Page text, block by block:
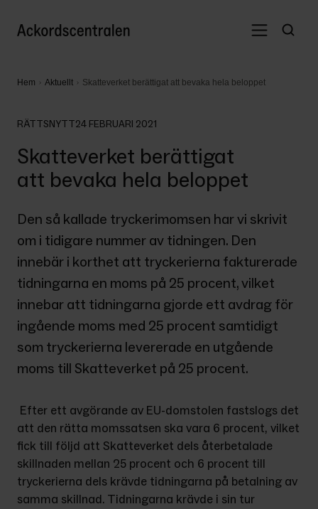
Hem Aktuellt Skatteverket berättigat att bevaka hela beloppet
RÄTTSNYTT24 FEBRUARI 2021
Skatteverket berättigat
att bevaka hela beloppet
Den så kallade tryckerimomsen har vi skrivit
om i tidigare nummer av tidningen. Den
innebär i korthet att tryckerierna fakturerade
tidningarna en moms på 25 procent, vilket
innebar att tidningarna gjorde ett avdrag för
ingående moms med 25 procent samtidigt
som tryckerierna levererade en utgående
moms till Skatteverket på 25 procent.
att den rätta momssatsen ska vara 6 procent, vilket
fick till följd att Skatteverket dels återbetalade
skillnaden mellan 25 procent och 6 procent till
tryckerierna dels krävde tidningarna på betalning av
samma skillnad. Tidningarna krävde i sin tur